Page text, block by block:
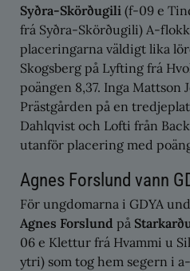
Syðra-Skörðugili (f-09 e
frá Syðra-Skörðugili) A-
placeringarna väldigt lika
Skogsberg på Lyfting frá
poängen 8,37. Inga Mattson
Prästgården på en
Dahlqvist och Lofti från
utanför placering med
Agnes Forslund vann
För ungdomarna i GDYA
Agnes Forslund på
06 e Klettur frá Hvammi u
ytri) som tog hem segern i